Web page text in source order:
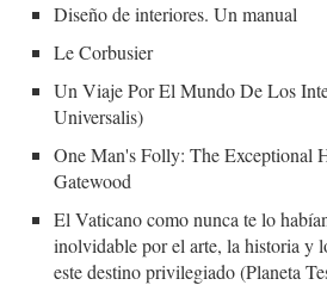
Diseño de interiores. Un manual
Le Corbusier
Un Viaje Por El Mundo De Los
Universalis)
One Man's Folly: The Exceptional
Gatewood
El Vaticano como nunca te lo
inolvidable por el arte, la historia y
este destino privilegiado (Planeta